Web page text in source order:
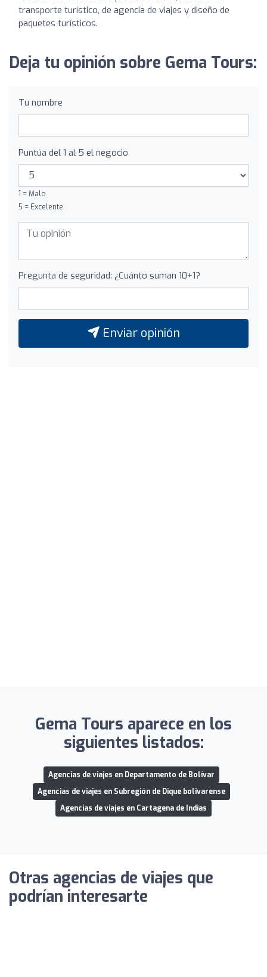
transporte turístico, de agencia de viajes y diseño de
paquetes turísticos.
Deja tu opinión sobre Gema Tours:
Tu nombre
Puntúa del 1 al 5 el negocio
1 = Malo
5 = Excelente
Pregunta de seguridad: ¿Cuánto suman 10+1?
Enviar opinión
Gema Tours aparece en los
siguientes listados:
Agencias de viajes en Departamento de Bolívar
Agencias de viajes en Subregión de Dique bolivarense
Agencias de viajes en Cartagena de Indias
Otras agencias de viajes que
podrían interesarte